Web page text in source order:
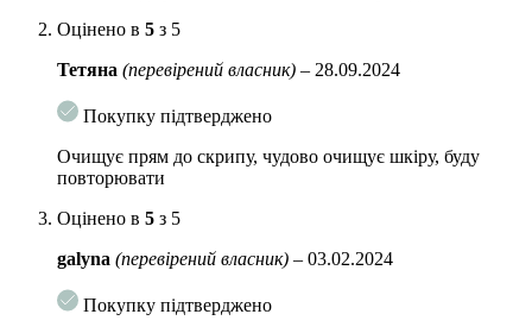
антимікробну дію, інгібує вироблення шкірного жиру, надає
пригнічення 5-α-редуктази, пригнічує зростання бактерій,
включаючи пропіонібактерії, пов’язані з акне.
Selcemix-CU унікальна розробка CUSKIN, полегшення стану
ефект.
Екстракт центелли азіатської має протизапальну дію,
Оцінено в 5 з 5
Тетяна (перевірений власник) – 28.09.2024
Покупку підтверджено
Очищує прям до скрипу, чудово очищує шкіру, буду
повторювати
Оцінено в 5 з 5
galyna (перевірений власник) – 03.02.2024
Покупку підтверджено